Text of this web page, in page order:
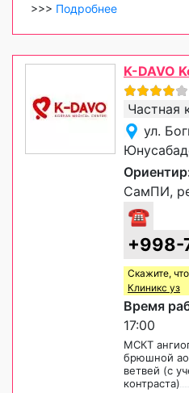
>>> Подробнее
K-DAVO
Частная
ул.
СамПИ,
☎
+998-
Скажите,
Клиникс уз
Время
17:00
МСКТ
брюшной
ветвей (с
контраста)